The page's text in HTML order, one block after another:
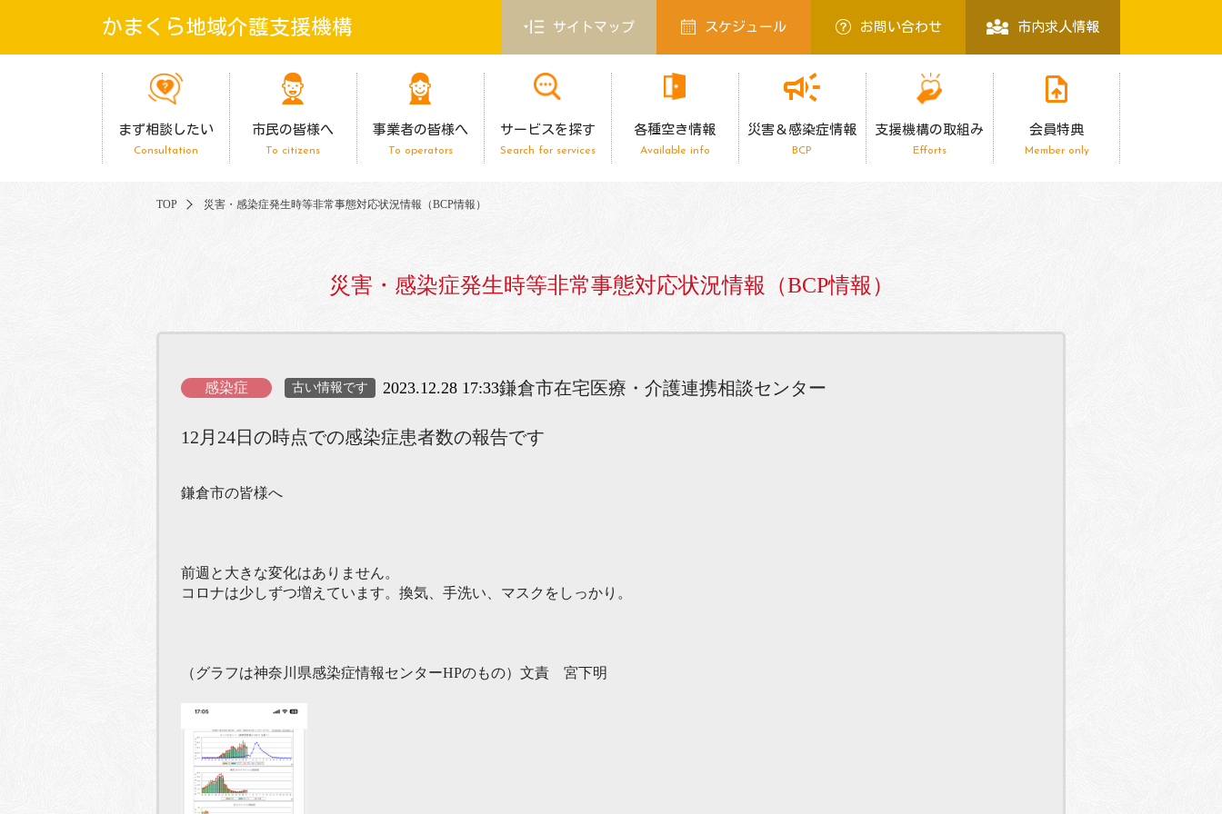
かまくら地域介護支援機構 サイトマップ スケジュール お問い合わせ 市内求人情報
まず相談したい
Consultation
市民の皆様へ
To citizens
事業者の皆様へ
To operators
サービスを探す
Search for services
各種空き情報
Available info
災害＆感染症情報
BCP
支援機構の取組み
Efforts
会員特典
Member only
TOP 災害・感染症発生時等非常事態対応状況情報（BCP情報）
災害・感染症発生時等非常事態対応状況情報（BCP情報）
感染症 古い情報です 2023.12.28 17:33鎌倉市在宅医療・介護連携相談センター
12月24日の時点での感染症患者数の報告です
鎌倉市の皆様へ
前週と大きな変化はありません。
コロナは少しずつ増えています。換気、手洗い、マスクをしっかり。
（グラフは神奈川県感染症情報センターHPのもの）文責 宮下明